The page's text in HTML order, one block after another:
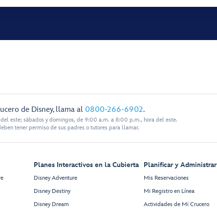
de Disney, llama al 0800-266-6902.
este; sábados y domingos, de 9:00 a.m. a 8:00 p.m., hora del este.
tener permiso de sus padres o tutores para llamar.
Planes Interactivos en la Cubierta
Disney Adventure
Disney Destiny
Disney Dream
Planificar y Administrar
Mis Reservaciones
Mi Registro en Línea
Actividades de Mi Crucero